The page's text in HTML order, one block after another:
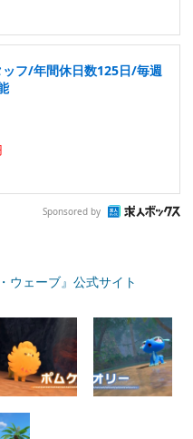
フ/年間休日数125日/毎週
Sponsored by
ウェーブ』公式サイト